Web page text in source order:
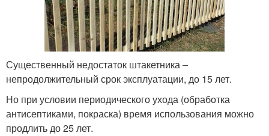
Существенный недостаток штакетника ‒
непродолжительный срок эксплуатации, до 15 лет.
Но при условии периодического ухода (обработка
антисептиками, покраска) время использования можно
продлить до 25 лет.